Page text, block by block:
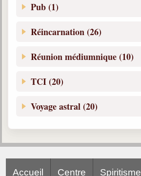
Pub (1)
Réincarnation (26)
Réunion médiumnique (10)
TCI (20)
Voyage astral (20)
Accueil Centre Spiritisme